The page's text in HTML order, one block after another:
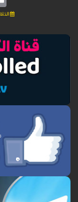
الثلاثاء 19 يوليو 2022 -